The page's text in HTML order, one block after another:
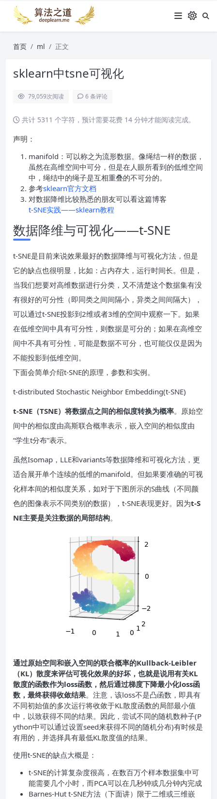
首页 ml 正文
sklearn中tsne可视化
79,059次阅读 6 条评论
共计 5311 个字符，预计需要花费 14 分钟才能阅读完成。
声明：
manifold：可以称之为流形数据。像绳结一样的数据，
虽然在高维空间中可分，但是在人眼所看到的低维空间
中，绳结中的绳子是互相重叠的不可分的。
参考sklearn官方文档
对数据降维比较熟悉的朋友可以看这篇博客
t-SNE实践——sklearn教程
数据降维与可视化——t-SNE
t-SNE是目前来说效果最好的数据降维与可视化方法，但是
它的缺点也很明显，比如：占内存大，运行时间长。但是，
当我们想要对高维数据进行分类，又不清楚这个数据集有没
有很好的可分性（即同类之间间隔小，异类之间间隔大），
可以通过t-SNE投影到2维或者3维的空间中观察一下。如果
在低维空间中具有可分性，则数据是可分的；如果在高维空
间中不具有可分性，可能是数据不可分，也可能仅仅是因为
不能投影到低维空间。
下面会简单介绍t-SNE的原理，参数和实例。
t-distributed Stochastic Neighbor Embedding(t-SNE)
t-SNE（TSNE）将数据点之间的相似度转换为概率。原始空
间中的相似度由高斯联合概率表示，嵌入空间的相似度由
“学生t分布”表示。
虽然Isomap，LLE和variants等数据降维和可视化方法，更
适合展开单个连续的低维的manifold。但如果要准确的可视
化样本间的相似度关系，如对于下图所示的S曲线（不同颜
色的图像表示不同类别的数据），t-SNE表现更好。因为t-S
NE主要是关注数据的局部结构。
通过原始空间和嵌入空间的联合概率的Kullback-Leibler
（KL）散度来评估可视化效果的好坏，也就是说用有关KL
散度的函数作为loss函数，然后通过梯度下降最小化loss函
数，最终获得收敛结果。注意，该loss不是凸函数，即具有
不同初始值的多次运行将收敛于KL散度函数的局部最小值
中，以致获得不同的结果。因此，尝试不同的随机数种子(P
ython中可以通过设置seed来获得不同的随机分布)有时候是
有用的，并选择具有最低KL散度值的结果。
使用t-SNE的缺点大概是：
t-SNE的计算复杂度很高，在数百万个样本数据集中可
能需要几个小时，而PCA可以在几秒钟或几分钟内完成
Barnes-Hut t-SNE方法（下面讲）限于二维或三维嵌